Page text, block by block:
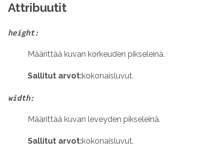
Attribuutit
height:
Määrittää kuvan korkeuden pikseleinä.
Sallitut arvot:kokonaisluvut.
width:
Määrittää kuvan leveyden pikseleinä.
Sallitut arvot:kokonaisluvut.